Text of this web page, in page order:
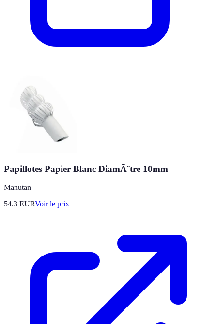
Papillotes Papier Blanc DiamÃ¨tre 10mm
Manutan
54.3 EURVoir le prix